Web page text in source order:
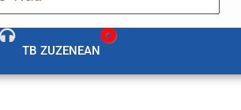
TB ZUZENEAN